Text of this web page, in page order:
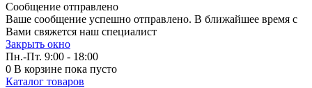
Сообщение отправлено
Ваше сообщение успешно отправлено. В ближайшее время с
Вами свяжется наш специалист
Закрыть окно
Пн.-Пт. 9:00 - 18:00
0 В корзине пока пусто
Каталог товаров